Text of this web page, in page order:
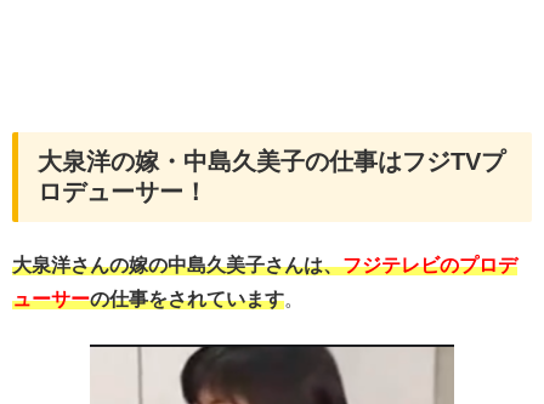
大泉洋の嫁・中島久美子の仕事はフジTVプ
ロデューサー！
大泉洋さんの嫁の中島久美子さんは、フジテレビのプロデ
ューサーの仕事をされています。